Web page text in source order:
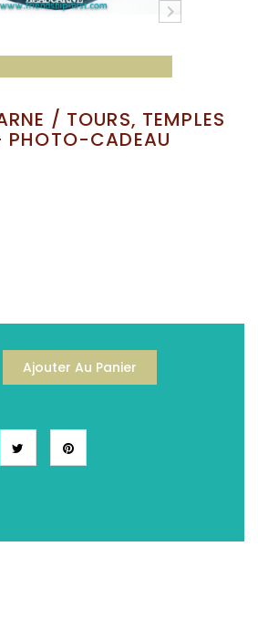

/ TOURS, TEMPLES
PHOTO-CADEAU
Ajouter Au Panier